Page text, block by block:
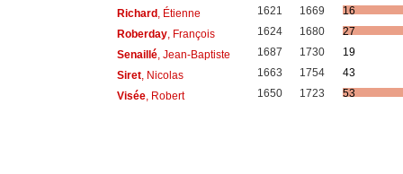
Richard, Étienne 1621 1669
16
Roberday, François 1624 1680
27
Senaillé, Jean-Baptiste 1687 1730
19
Siret, Nicolas 1663 1754
43
Visée, Robert 1650 1723 53